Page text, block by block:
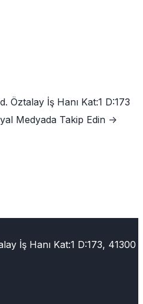
Öztalay İş Hanı Kat:1 D:173
Medyada Takip Edin ->
İş Hanı Kat:1 D:173, 41300